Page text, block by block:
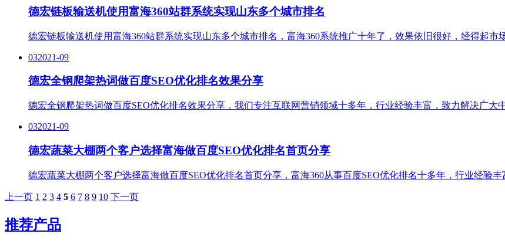
德宏链板输送机使用富海360站群系统实现山东多个城市排名
德宏链板输送机使用富海360站群系统实现山东多个城市排名，富海360系统推广十年了，效果依旧很好，经得起市
032021-09
德宏全钢爬架热词做百度SEO优化排名效果分享
德宏全钢爬架热词做百度SEO优化排名效果分享，我们专注互联网营销领域十多年，行业经验丰富，致力解决广大
032021-09
德宏蔬菜大棚两个客户选择富海做百度SEO优化排名首页分享
德宏蔬菜大棚两个客户选择富海做百度SEO优化排名首页分享，富海360从事百度SEO优化排名十多年，行业经验丰
上一页 1 2 3 4 5 6 7 8 9 10 下一页
推荐产品